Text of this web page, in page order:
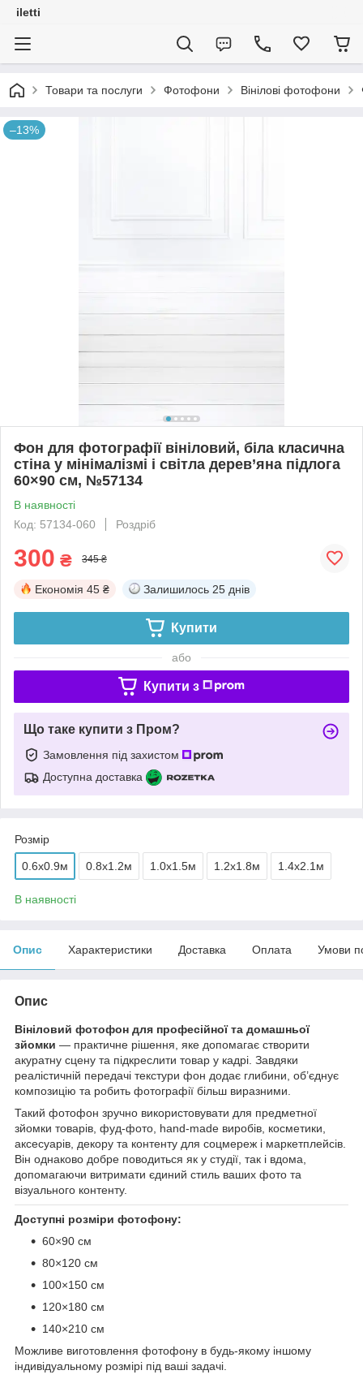
iletti
Товари та послуги Фотофони Вінілові фотофони
–13%
Фон для фотографії вініловий, біла класична
стіна у мінімалізмі і світла дерев’яна підлога
60×90 см, №57134
В наявності
Код: 57134-060
Роздріб
300 ₴ 345 ₴
Економія 45 ₴ Залишилось 25 днів
Купити
або
Купити з
Що таке купити з Пром?
Замовлення під захистом
Доступна доставка
Розмір
0.6x0.9м 0.8x1.2м 1.0x1.5м 1.2x1.8м 1.4x2.1м
В наявності
Опис Характеристики Доставка Оплата Умови
Опис
Вініловий фотофон для професійної та домашньої
зйомки — практичне рішення, яке допомагає створити
акуратну сцену та підкреслити товар у кадрі. Завдяки
реалістичній передачі текстури фон додає глибини, об’єднує
композицію та робить фотографії більш виразними.
Такий фотофон зручно використовувати для предметної
зйомки товарів, фуд-фото, hand-made виробів, косметики,
аксесуарів, декору та контенту для соцмереж і маркетплейсів.
Він однаково добре поводиться як у студії, так і вдома,
допомагаючи витримати єдиний стиль ваших фото та
візуального контенту.
Доступні розміри фотофону:
60×90 см
80×120 см
100×150 см
120×180 см
140×210 см
Можливе виготовлення фотофону в будь-якому іншому
індивідуальному розмірі під ваші задачі.